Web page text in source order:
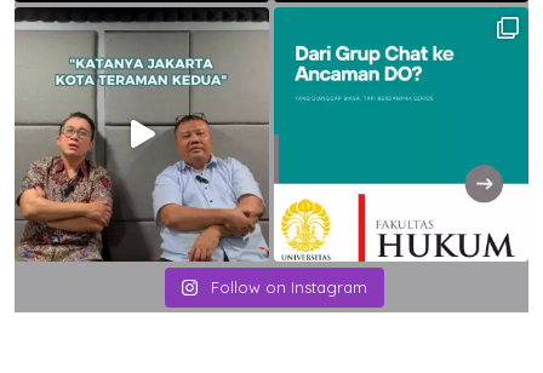
Follow on Instagram